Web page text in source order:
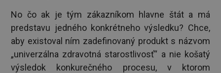
No čo ak je tým zákazníkom hlavne štát a má
predstavu jedného konkrétneho výsledku? Chce,
aby existoval ním zadefinovaný produkt s názvom
„univerzálna zdravotná starostlivosť“ a nie košatý
výsledok konkurečného procesu, v ktorom